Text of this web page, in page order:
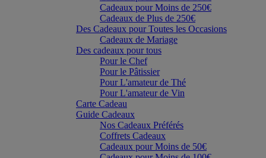
Cadeaux pour Moins de 250€
Cadeaux de Plus de 250€
Des Cadeaux pour Toutes les Occasions
Cadeaux de Mariage
Des cadeaux pour tous
Pour le Chef
Pour le Pâtissier
Pour L'amateur de Thé
Pour L'amateur de Vin
Carte Cadeau
Guide Cadeaux
Nos Cadeaux Préférés
Coffrets Cadeaux
Cadeaux pour Moins de 50€